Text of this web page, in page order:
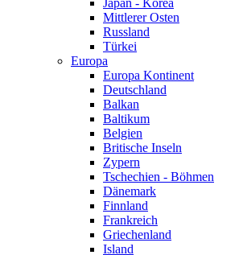
Japan - Korea
Mittlerer Osten
Russland
Türkei
Europa
Europa Kontinent
Deutschland
Balkan
Baltikum
Belgien
Britische Inseln
Zypern
Tschechien - Böhmen
Dänemark
Finnland
Frankreich
Griechenland
Island